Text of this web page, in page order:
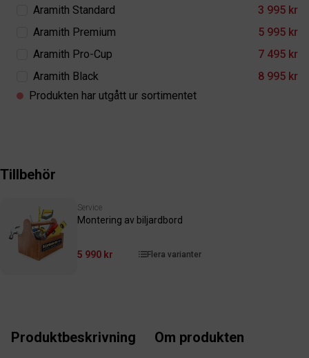
Aramith Standard
3 995 kr
Aramith Premium
5 995 kr
Aramith Pro-Cup
7 495 kr
Aramith Black
8 995 kr
Produkten har utgått ur sortimentet
Tillbehör
Service
Montering av biljardbord
5 990 kr Flera varianter
Produktbeskrivning Om produkten